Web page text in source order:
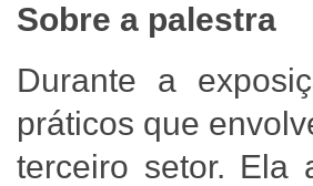
Sobre a palestra
Durante a
práticos que
terceiro setor. Ela